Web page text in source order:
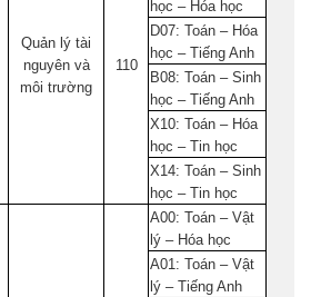
Quản lý tài
nguyên và
môi trường
110
học – Hóa học
D07: Toán – Hóa
học – Tiếng Anh
B08: Toán – Sinh
học – Tiếng Anh
X10: Toán – Hóa
học – Tin học
X14: Toán – Sinh
học – Tin học
A00: Toán – Vật
lý – Hóa học
A01: Toán – Vật
lý – Tiếng Anh